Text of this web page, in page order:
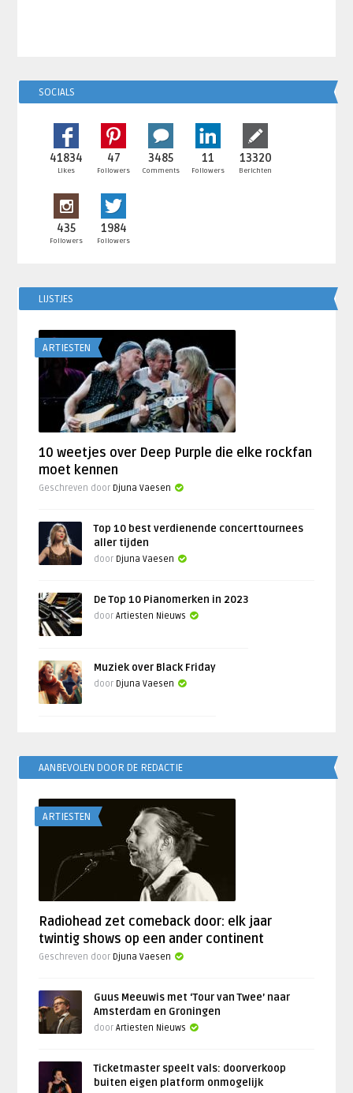
SOCIALS
41834
Likes
47
Followers
3485
Comments
11
Followers
13320
Berichten
435
Followers
1984
Followers
LIJSTJES
ARTIESTEN
10 weetjes over Deep Purple die elke rockfan
moet kennen
Geschreven door Djuna Vaesen
Top 10 best verdienende concerttournees
aller tijden
door Djuna Vaesen
De Top 10 Pianomerken in 2023
doorArtiesten Nieuws
Muziek over Black Friday
door Djuna Vaesen
AANBEVOLEN DOOR DE REDACTIE
ARTIESTEN
Radiohead zet comeback door: elk jaar
twintig shows op een ander continent
Geschreven door Djuna Vaesen
Guus Meeuwis met ‘Tour van Twee’ naar
Amsterdam en Groningen
doorArtiesten Nieuws
Ticketmaster speelt vals: doorverkoop
buiten eigen platform onmogelijk